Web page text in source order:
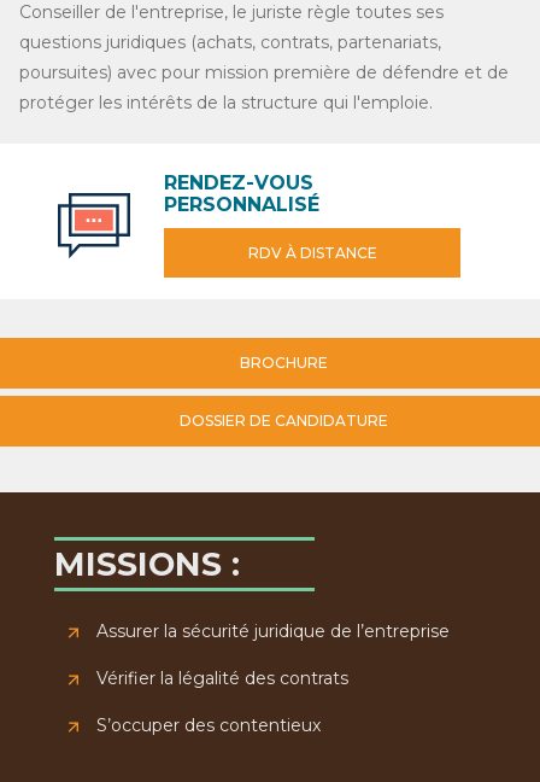
Conseiller de l'entreprise, le juriste règle toutes ses
questions juridiques (achats, contrats, partenariats,
poursuites) avec pour mission première de défendre et de
protéger les intérêts de la structure qui l'emploie.
RENDEZ-VOUS
PERSONNALISÉ
RDV À DISTANCE
BROCHURE
DOSSIER DE CANDIDATURE
MISSIONS :
Assurer la sécurité juridique de l’entreprise
Vérifier la légalité des contrats
S’occuper des contentieux